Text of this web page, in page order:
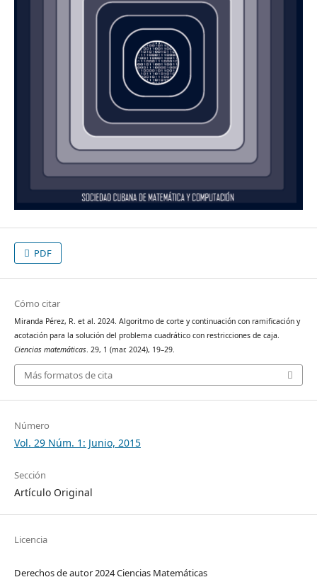
PDF
Cómo citar
Miranda Pérez, R. et al. 2024. Algoritmo de corte y continuación con ramificación y
acotación para la solución del problema cuadrático con restricciones de caja.
Ciencias matemáticas. 29, 1 (mar. 2024), 19–29.
Más formatos de cita
Número
Vol. 29 Núm. 1: Junio, 2015
Sección
Artículo Original
Licencia
Derechos de autor 2024 Ciencias Matemáticas